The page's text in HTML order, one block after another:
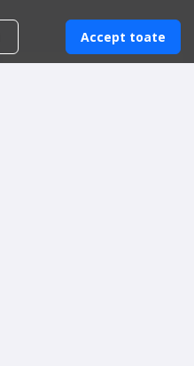
Accept toate